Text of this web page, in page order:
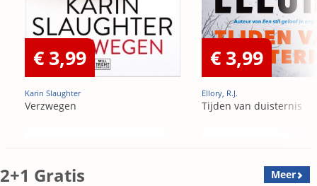
€ 3,99
Karin Slaughter
Verzwegen
€ 3,99
Ellory, R.J.
Tijden van duisternis
2+1 Gratis Meer